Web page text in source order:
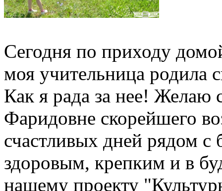
Сегодня по приходу
моя учительница родила
Как я рада за нее!
Фаридовне скорейшего
счастливых дней рядом
здоровым, крепким и в
нашему проекту